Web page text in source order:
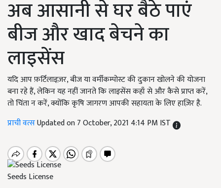
अब आसानी से घर बैठे पाएं
बीज और खाद बेचने का
लाइसेंस
यदि आप फ़र्टिलाइज़र, बीज या वर्मीकम्पोस्ट की दुकान खोलने की योजना
बना रहे हैं, लेकिन यह नहीं जानते कि लाइसेंस कहाँ से और कैसे प्राप्त करें,
तो चिंता न करें, क्योंकि कृषि जागरण आपकी सहायता के लिए हाज़िर है.
प्राची वत्सUpdated on 7 October, 2021 4:14 PM IST
Seeds License